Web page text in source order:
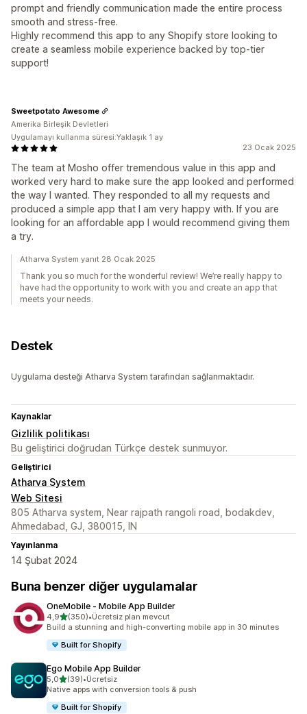
prompt and friendly communication made the entire process
smooth and stress-free.
Highly recommend this app to any Shopify store looking to
create a seamless mobile experience backed by top-tier
support!
23 Ocak 2025
The team at Mosho offer tremendous value in this app and
worked very hard to make sure the app looked and performed
the way I wanted. They responded to all my requests and
produced a simple app that I am very happy with. If you are
looking for an affordable app I would recommend giving them
a try.
Sweetpotato Awesome
Amerika Birleşik Devletleri
Uygulamayı kullanma süresi:Yaklaşık 1 ay
Atharva System yanıt 28 Ocak 2025
Thank you so much for the wonderful review! We’re really happy to
have had the opportunity to work with you and create an app that
meets your needs.
Destek
Uygulama desteği Atharva System tarafından sağlanmaktadır.
Kaynaklar
Gizlilik politikası
Bu geliştirici doğrudan Türkçe destek sunmuyor.
Geliştirici
Atharva System
Web Sitesi
805 Atharva system, Near rajpath rangoli road, bodakdev,
Ahmedabad, GJ, 380015, IN
Yayınlanma
14 Şubat 2024
Buna benzer diğer uygulamalar
OneMobile ‑ Mobile App Builder
4,95 yıldız üzerinden
(350)
toplam 350 değerlendirme
•Ücretsiz plan mevcut
Build a stunning and high-converting mobile app in 30 minutes
Built for Shopify
Ego Mobile App Builder
5,05 yıldız üzerinden
(39)
toplam 39 değerlendirme
•Ücretsiz
Native apps with conversion tools & push
Built for Shopify